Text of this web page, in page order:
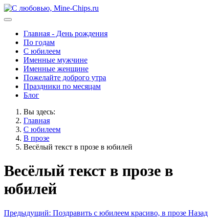
Главная - День рождения
По годам
С юбилеем
Именные мужчине
Именные женщине
Пожелайте доброго утра
Праздники по месяцам
Блог
Вы здесь:
Главная
С юбилеем
В прозе
Весёлый текст в прозе в юбилей
Весёлый текст в прозе в
юбилей
Предыдущий: Поздравить с юбилеем красиво, в прозе Назад